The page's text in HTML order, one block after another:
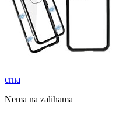
crna
Nema na zalihama